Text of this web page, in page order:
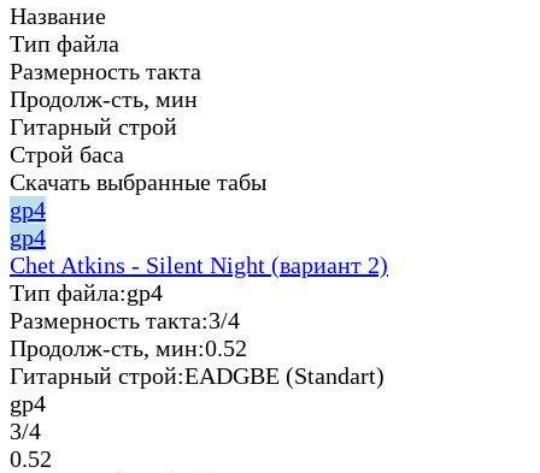
Название
Тип файла
Размерность такта
Продолж-сть, мин
Гитарный строй
Строй баса
Скачать выбранные табы
gp4
gp4
Chet Atkins - Silent Night (вариант 2)
Тип файла:gp4
Размерность такта:3/4
Продолж-сть, мин:0.52
Гитарный строй:EADGBE (Standart)
gp4
3/4
0.52